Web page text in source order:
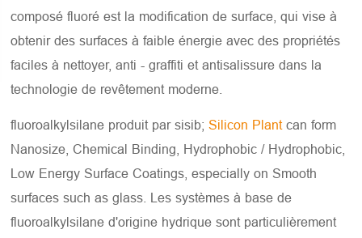
composé fluoré est la modification de surface, qui vise à
obtenir des surfaces à faible énergie avec des propriétés
faciles à nettoyer, anti - graffiti et antisalissure dans la
technologie de revêtement moderne.
fluoroalkylsilane produit par sisib;Silicon Plantcan form
Nanosize, Chemical Binding, Hydrophobic / Hydrophobic,
Low Energy Surface Coatings, especially on Smooth
surfaces such as glass. Les systèmes à base de
fluoroalkylsilane d'origine hydrique sont particulièrement